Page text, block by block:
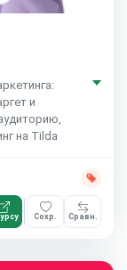
и
на Tilda
Сохр. Сравн.